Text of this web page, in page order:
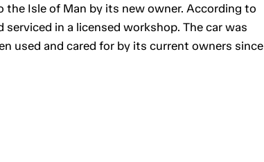
the Isle of Man by its new owner. According to
in a licensed workshop. The car was
used and cared for by its current owners since